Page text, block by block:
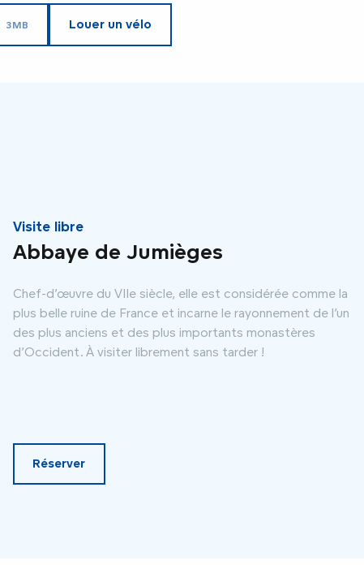
3MB Louer un vélo
Visite libre
Abbaye de Jumièges
Chef-d’œuvre du VIIe siècle, elle est considérée comme la
plus belle ruine de France et incarne le rayonnement de l’un
des plus anciens et des plus importants monastères
d’Occident. À visiter librement sans tarder !
Réserver